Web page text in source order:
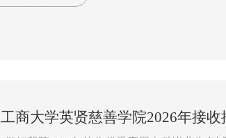
商大学英贤慈善学院2026年接